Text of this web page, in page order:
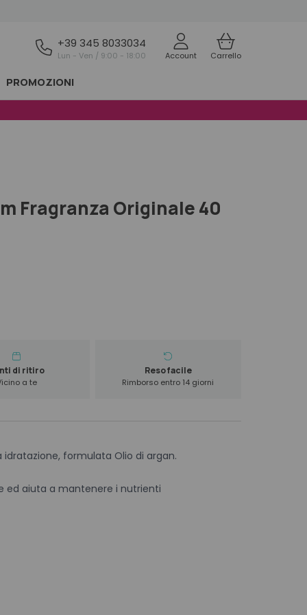
+39 345 8033034
Lun - Ven / 9:00 - 18:00 Account Carrello
PROMOZIONI
Fragranza Originale 40
di ritiro
a te
Reso facile
Rimborso entro 14 giorni
formulata Olio di argan.
ed aiuta a mantenere i nutrienti